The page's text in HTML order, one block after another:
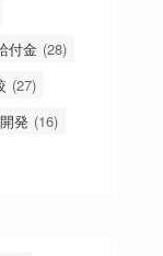
付金 (28)
(27)
発 (16)